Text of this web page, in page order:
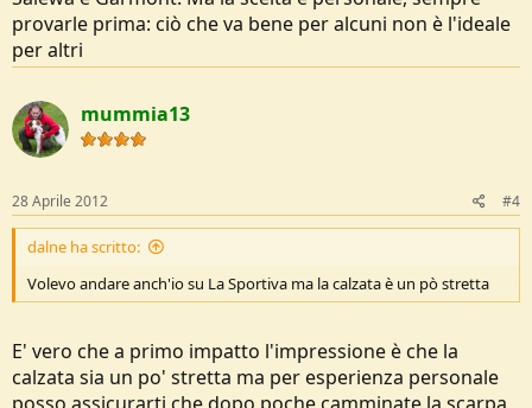
provarle prima: ciò che va bene per alcuni non è l'ideale
per altri
mummia13
28 Aprile 2012 #4
dalne ha scritto:
Volevo andare anch'io su La Sportiva ma la calzata è un pò stretta
E' vero che a primo impatto l'impressione è che la
calzata sia un po' stretta ma per esperienza personale